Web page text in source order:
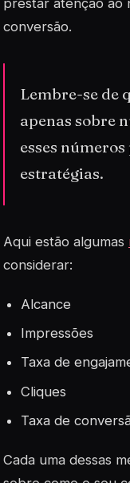
prestar atenção ao
conversão.
Lembre-se de
apenas sobre
esses
estratégias.
Aqui estão algumas
considerar:
Alcance
Impressões
Taxa de
Cliques
Taxa de
Cada uma dessas